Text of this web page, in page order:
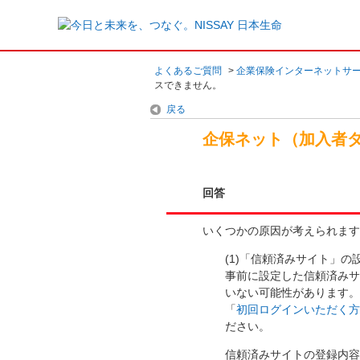
よくあるご質問 > 企業保険インターネットサ
スできません。
戻る
企保ネット（加入者
回答
いくつかの原因が考えられま
(1)「信頼済みサイト」の
事前に設定した信頼済み
いない可能性があります。
「初回ログインいただく
ださい。
信頼済みサイトの登録内